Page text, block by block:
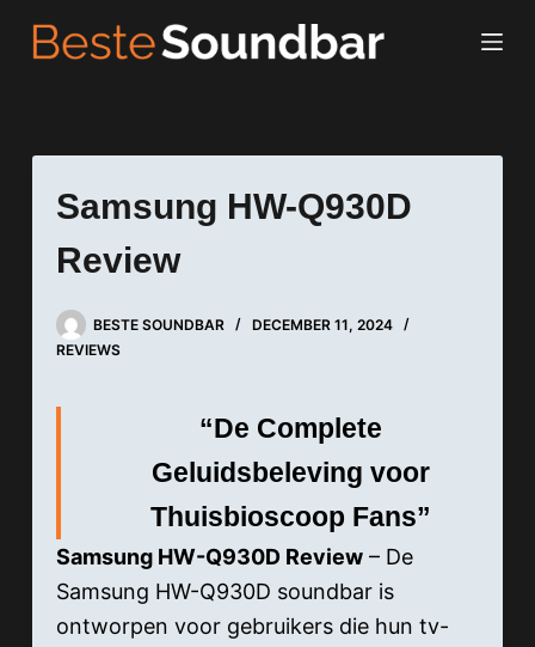
Samsung HW-Q930D
Review
BESTE SOUNDBAR
DECEMBER 11, 2024
REVIEWS
“De Complete
Geluidsbeleving voor
Thuisbioscoop Fans”
Samsung HW-Q930D Review– De
Samsung HW-Q930D soundbar is
ontworpen voor gebruikers die hun tv-